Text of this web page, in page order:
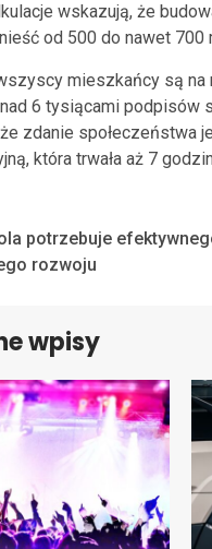
wskazują, że
od 500 do nawet 700
mieszkańcy są na
6 tysiącami podpisów
że zdanie społeczeństwa
która trwała aż 7
potrzebuje
rozwoju
wpisy